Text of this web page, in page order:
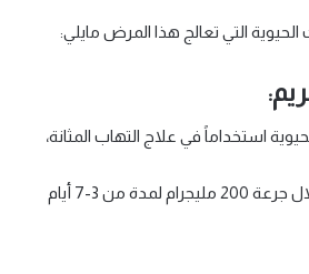
التي تعالج هذا المرض مايلي:
استخداماً في علاج التهاب المثانة،
حيث يتم استخدامه من خلال جرعة 200 مليجرام لمدة من 3-7 أيام